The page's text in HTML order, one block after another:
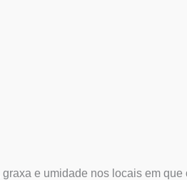
e umidade nos locais em que